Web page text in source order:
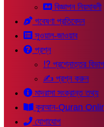
বিজ্ঞাপন নিয়মাবলী
গবেষণা প্রতিবেদন
সুওয়াল-জাওয়াব
প্রশ্ন
⁉ প্রশ্নোত্তর বিভাগ
✍ প্রশ্ন করুন
মাদরাসা সংক্রান্ত তথ্য
কুরআন-Quran
যোগাযোগ